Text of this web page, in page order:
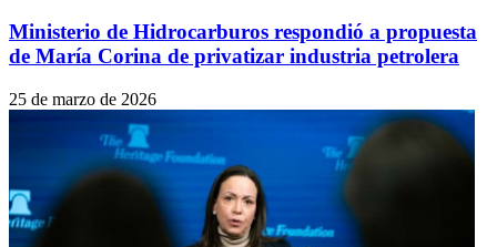
Ministerio de Hidrocarburos respondió a propuesta
de María Corina de privatizar industria petrolera
25 de marzo de 2026